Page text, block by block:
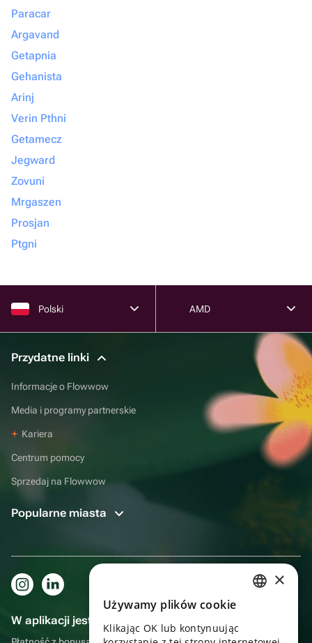
Paracar
Argavand
Getapnia
Gehanista
Arinj
Verin Pthni
Getamecz
Jegward
Zovuni
Mrgaszen
Prosjan
Ptgni
Polski AMD
Przydatne linki
Informacje o Flowwow
Media i programy partnerskie
Kariera
Centrum pomocy
Sprzedaj na Flowwow
Popularne miasta
W aplikacji jest to jeszcze wygodniejsze!
×
Używamy plików cookie
Klikając OK lub kontynuując